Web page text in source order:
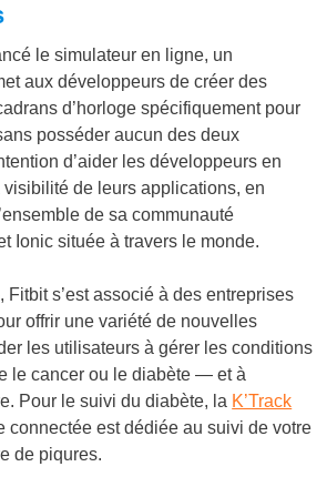
le simulateur en ligne, un
aux développeurs de créer des
d’horloge spécifiquement pour
posséder aucun des deux
d’aider les développeurs en
visibilité de leurs applications, en
de sa communauté
Ionic située à travers le monde.
Fitbit s’est associé à des entreprises
offrir une variété de nouvelles
les utilisateurs à gérer les conditions
le cancer ou le diabète — et à
Pour le suivi du diabète, la K’Track
connectée est dédiée au suivi de votre
de piqures.